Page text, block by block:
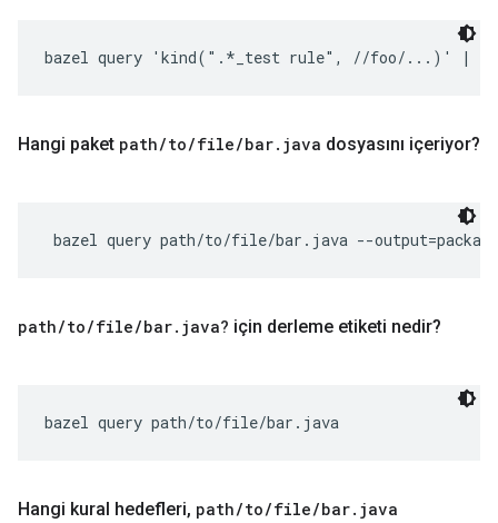
bazel query 'kind(".*_test rule", //foo/...)' |
Hangi paket path/to/file/bar. java dosyasını içeriyor?
bazel query path/to/file/bar.java --output=package
path/to/file/bar. java? için derleme etiketi nedir?
bazel query path/to/file/bar.java
Hangi kural hedefleri, path/to/file/bar. java